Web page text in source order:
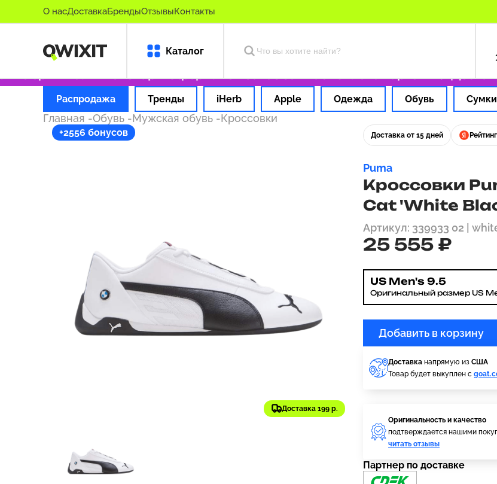
О насДоставкаБрендыОтзывыКонтакты
Каталог
оригинальные товары Оформляем заказ за 1 час Оплата картой РФ
Распродажа Тренды iHerb Apple Одежда Обувь Сумки
Главная -Обувь -Мужская обувь -Кроссовки
+2556 бонусов
Доставка 199 р.
Доставка от 15 дней
Puma
Кроссовки
Cat 'White
Артикул: 339933 02 |
25 555 ₽
US Men's 9.5
Оригинальный размер US
Добавить в корзину
Доставка напрямую из США
Товар будет выкуплен с
Оригинальность и качество
подтверждается нашими
читать отзывы
Партнер по доставке